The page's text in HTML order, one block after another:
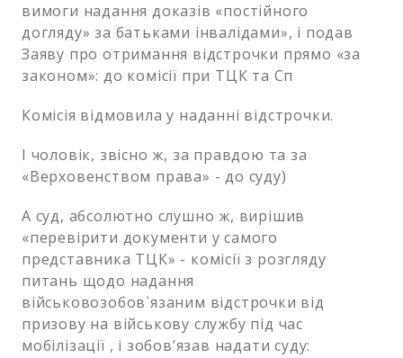
вимоги надання доказів «постійного
догляду» за батьками інвалідами», і подав
Заяву про отримання відстрочки прямо «за
законом»: до комісії при ТЦК та Сп
Комісія відмовила у наданні відстрочки.
І чоловік, звісно ж, за правдою та за
«Верховенством права» - до суду)
А суд, абсолютно слушно ж, вирішив
«перевірити документи у самого
представника ТЦК» - комісії з розгляду
питань щодо надання
військовозобов`язаним відстрочки від
призову на військову службу під час
мобілізації , і зобов’язав надати суду: